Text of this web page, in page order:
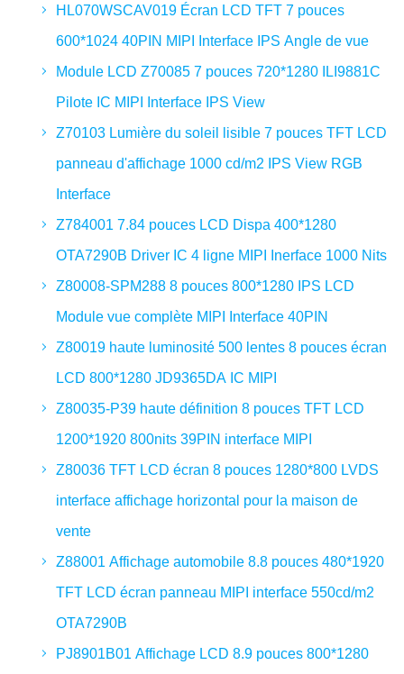
HL070WSCAV019 Écran LCD TFT 7 pouces
600*1024 40PIN MIPI Interface IPS Angle de vue
Module LCD Z70085 7 pouces 720*1280 ILI9881C
Pilote IC MIPI Interface IPS View
Z70103 Lumière du soleil lisible 7 pouces TFT LCD
panneau d'affichage 1000 cd/m2 IPS View RGB
Interface
Z784001 7.84 pouces LCD Dispa 400*1280
OTA7290B Driver IC 4 ligne MIPI Inerface 1000 Nits
Z80008-SPM288 8 pouces 800*1280 IPS LCD
Module vue complète MIPI Interface 40PIN
Z80019 haute luminosité 500 lentes 8 pouces écran
LCD 800*1280 JD9365DA IC MIPI
Z80035-P39 haute définition 8 pouces TFT LCD
1200*1920 800nits 39PIN interface MIPI
Z80036 TFT LCD écran 8 pouces 1280*800 LVDS
interface affichage horizontal pour la maison de
vente
Z88001 Affichage automobile 8.8 pouces 480*1920
TFT LCD écran panneau MIPI interface 550cd/m2
OTA7290B
PJ8901B01 Affichage LCD 8.9 pouces 800*1280